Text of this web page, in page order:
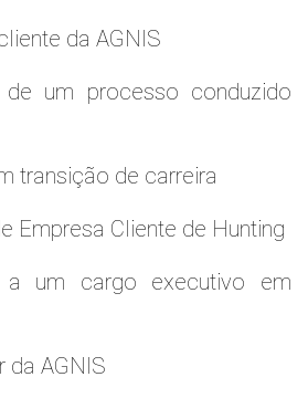
da AGNIS
um processo conduzido
transição de carreira
Empresa Cliente de Hunting
um cargo executivo em
da AGNIS